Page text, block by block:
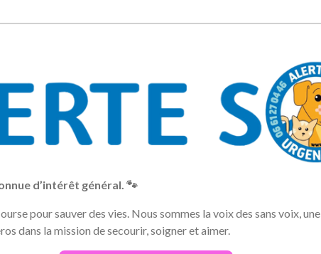
d’intérêt général. 🐾
pour sauver des vies. Nous sommes la voix des sans voix,
dans la mission de secourir, soigner et aimer.